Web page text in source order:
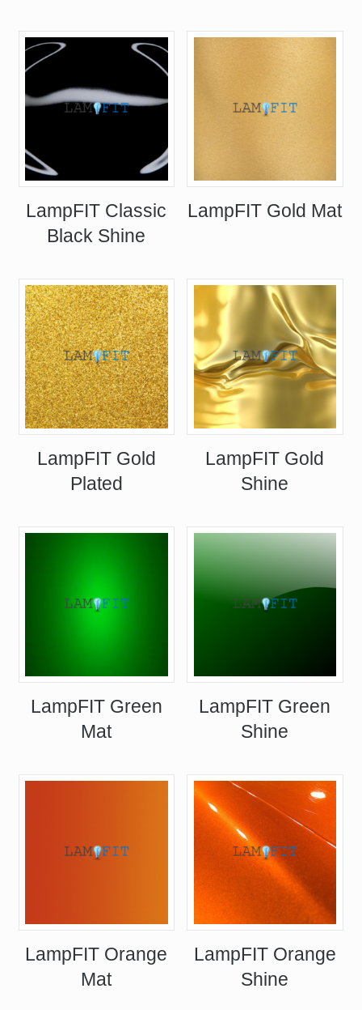
LampFIT Classic
Black Shine
LampFIT Gold Mat
LampFIT Gold
Plated
LampFIT Gold
Shine
LampFIT Green
Mat
LampFIT Green
Shine
LampFIT Orange
Mat
LampFIT Orange
Shine